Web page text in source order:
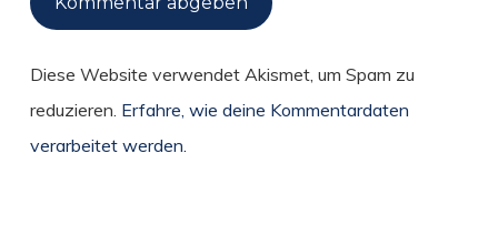
Diese Website verwendet Akismet, um Spam zu
reduzieren. Erfahre, wie deine Kommentardaten
verarbeitet werden.